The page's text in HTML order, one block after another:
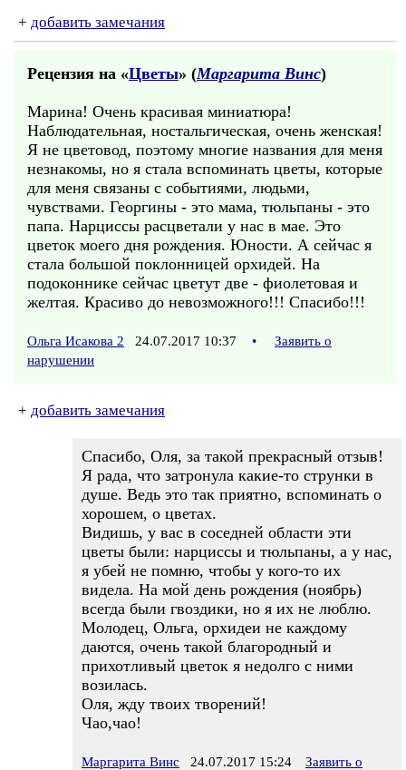
+ добавить замечания
Рецензия на «Цветы» (Маргарита Винс)
Марина! Очень красивая миниатюра!
Наблюдательная, ностальгическая, очень женская!
Я не цветовод, поэтому многие названия для меня
незнакомы, но я стала вспоминать цветы, которые
для меня связаны с событиями, людьми,
чувствами. Георгины - это мама, тюльпаны - это
папа. Нарциссы расцветали у нас в мае. Это
цветок моего дня рождения. Юности. А сейчас я
стала большой поклонницей орхидей. На
подоконнике сейчас цветут две - фиолетовая и
желтая. Красиво до невозможного!!! Спасибо!!!
Ольга Исакова 2 24.07.2017 10:37 •
Заявить о
нарушении
+ добавить замечания
Спасибо, Оля, за такой прекрасный отзыв!
Я рада, что затронула какие-то струнки в
душе. Ведь это так приятно, вспоминать о
хорошем, о цветах.
Видишь, у вас в соседней области эти
цветы были: нарциссы и тюльпаны, а у нас,
я убей не помню, чтобы у кого-то их
видела. На мой день рождения (ноябрь)
всегда были гвоздики, но я их не люблю.
Молодец, Ольга, орхидеи не каждому
даются, очень такой благородный и
прихотливый цветок я недолго с ними
возилась.
Оля, жду твоих творений!
Чао,чао!
Маргарита Винс 24.07.2017 15:24
Заявить о